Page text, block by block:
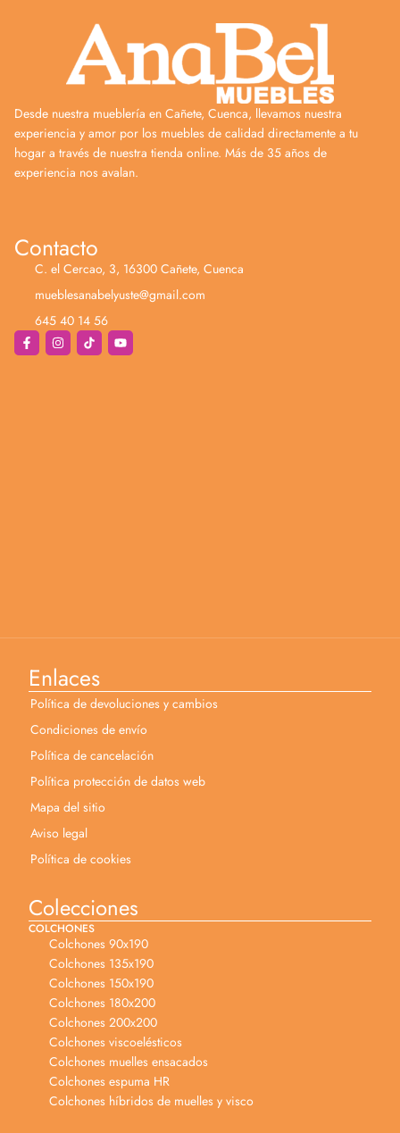
Desde nuestra mueblería en Cañete, Cuenca, llevamos nuestra
experiencia y amor por los muebles de calidad directamente a tu
hogar a través de nuestra tienda online. Más de 35 años de
experiencia nos avalan.
Contacto
C. el Cercao, 3, 16300 Cañete, Cuenca
mueblesanabelyuste@gmail.com
645 40 14 56
Enlaces
Política de devoluciones y cambios
Condiciones de envío
Política de cancelación
Política protección de datos web
Mapa del sitio
Aviso legal
Política de cookies
Colecciones
COLCHONES
Colchones 90x190
Colchones 135x190
Colchones 150x190
Colchones 180x200
Colchones 200x200
Colchones viscoelésticos
Colchones muelles ensacados
Colchones espuma HR
Colchones híbridos de muelles y visco